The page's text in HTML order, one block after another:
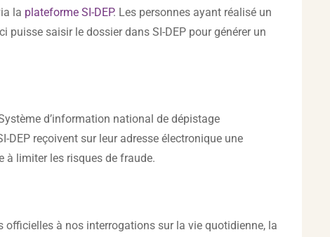
la plateforme SI-DEP. Les personnes ayant réalisé un
saisir le dossier dans SI-DEP pour générer un
d’information national de dépistage
reçoivent sur leur adresse électronique une
à limiter les risques de fraude.
à nos interrogations sur la vie quotidienne, la